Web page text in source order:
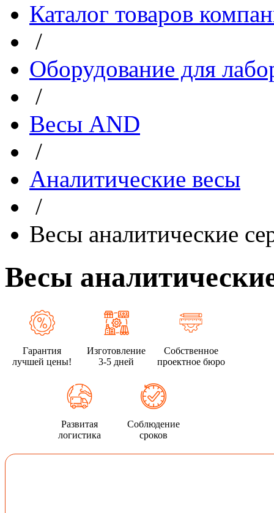
Каталог товаров
/
Оборудование для
/
Весы AND
/
Аналитические весы
/
Весы аналитические
Весы
Гарантия
лучшей цены!
Изготовление
3-5 дней
Собственное
проектное бюро
Развитая
логистика
Соблюдение
сроков